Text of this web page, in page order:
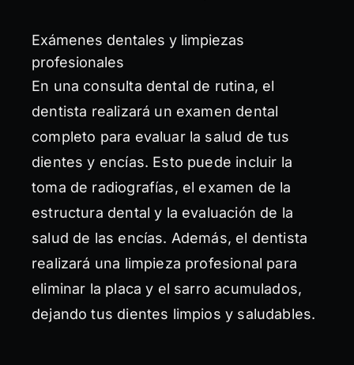
Exámenes dentales y limpiezas
profesionales
En una consulta dental de rutina, el
dentista realizará un examen dental
completo para evaluar la salud de tus
dientes y encías. Esto puede incluir la
toma de radiografías, el examen de la
estructura dental y la evaluación de la
salud de las encías. Además, el dentista
realizará una limpieza profesional para
eliminar la placa y el sarro acumulados,
dejando tus dientes limpios y saludables.